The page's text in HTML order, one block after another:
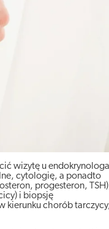
wizytę u
cytologię, a ponadto
progesteron,
i biopsję
kierunku chorób